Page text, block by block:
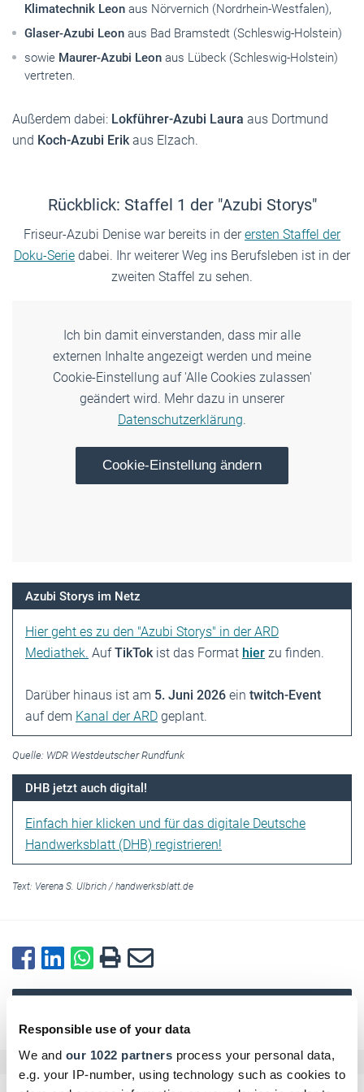
Responsible use of your data
We and our 1022 partners process your personal data,
e.g. your IP-number, using technology such as cookies to
Klimatechnik Leon aus Nörvernich (Nordrhein-Westfalen),
Glaser-Azubi Leon aus Bad Bramstedt (Schleswig-Holstein)
sowie Maurer-Azubi Leon aus Lübeck (Schleswig-Holstein)
vertreten.
Außerdem dabei: Lokführer-Azubi Laura aus Dortmund
und Koch-Azubi Erik aus Elzach.
Rückblick: Staffel 1 der "Azubi Storys"
Friseur-Azubi Denise war bereits in derersten Staffel der
Doku-Serie dabei. Ihr weiterer Weg ins Berufsleben ist in der
zweiten Staffel zu sehen.
Ich bin damit einverstanden, dass mir alle
externen Inhalte angezeigt werden und meine
Cookie-Einstellung auf 'Alle Cookies zulassen'
geändert wird. Mehr dazu in unserer
Datenschutzerklärung.
Cookie-Einstellung ändern
Azubi Storys im Netz
Hier geht es zu den "Azubi Storys" in der ARD
Mediathek. AufTikTok ist das Format hier zu finden.
Darüber hinaus ist am 5. Juni 2026 ein twitch-Event
auf dem Kanal der ARD geplant.
Quelle: WDR Westdeutscher Rundfunk
DHB jetzt auch digital!
Einfach hier klicken und für das digitale Deutsche
Handwerksblatt (DHB) registrieren!
Text: Verena S. Ulbrich / handwerksblatt.de